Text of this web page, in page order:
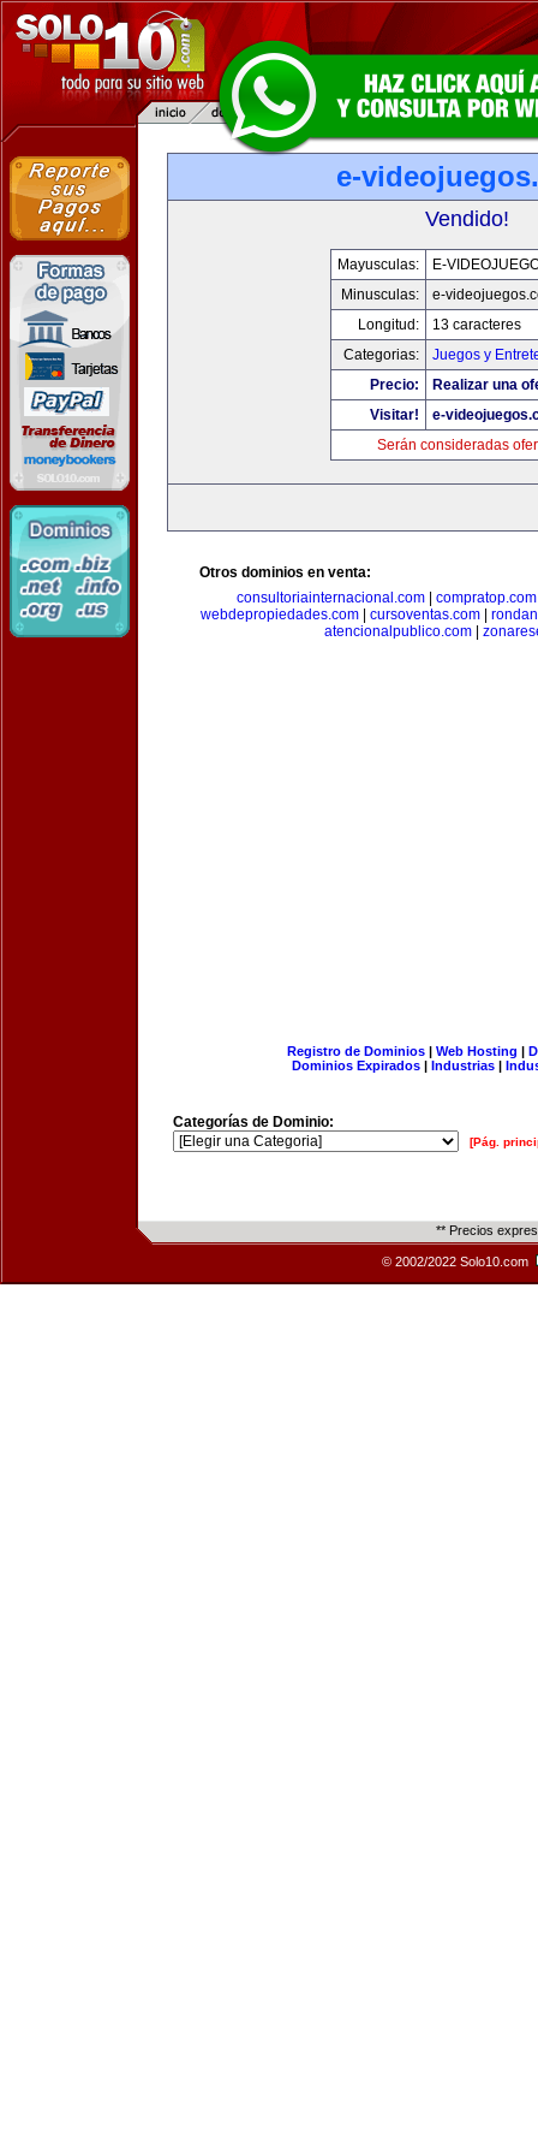
e-
Vendido!
Mayusculas:
E-
Minusculas:
e-
Longitud:
13 caracteres
Categorias:
Juegos y
Precio:
Realizar una
Visitar!
e-
Serán consideradas
Otros dominios en venta:
consultoriainternacional.com
compratop.com
webdepropiedades.com| cursoventas.com|
atencionalpublico.com
Registro de Dominios| Web Hosting |
Dominios Expirados | Industrias |
Categorías de Dominio:
[Pág.
** Precios
© 2002/2022 Solo10.com